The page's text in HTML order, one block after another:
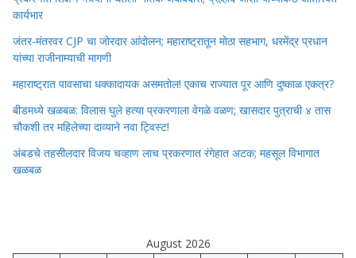
कार्यभार
जंतर-मंतरवर CJP चा जोरदार आंदोलन; महाराष्ट्रातून मोठा सहभाग, धरमेंद्र प्रधान
यांच्या राजीनाम्याची मागणी
महाराष्ट्रात पावसाचा धक्कादायक असमतोल! एकाच राज्यात पूर आणि दुष्काळ एकत्र?
बीडमध्ये खळबळ: विलास घुले हत्या प्रकरणाला वेगळे वळण; खासदार पुत्राची ४ तास
चौकशी तर महिलेच्या दाव्याने नवा ट्विस्ट!
अंबडचे तहसीलदार विजय चव्हाण लाच प्रकरणात रंगेहात अटक; महसूल विभागात
खळबळ
August 2026